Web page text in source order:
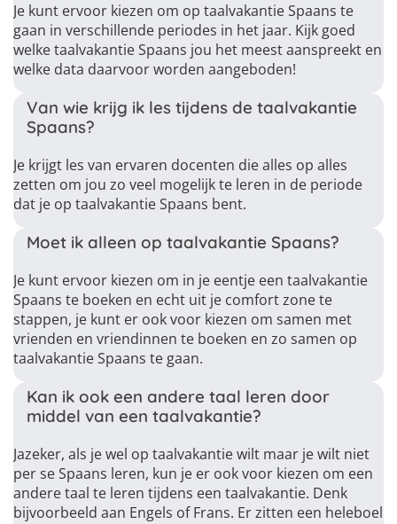
Je kunt ervoor kiezen om op taalvakantie Spaans te
gaan in verschillende periodes in het jaar. Kijk goed
welke taalvakantie Spaans jou het meest aanspreekt en
welke data daarvoor worden aangeboden!
Van wie krijg ik les tijdens de taalvakantie
Spaans?
Je krijgt les van ervaren docenten die alles op alles
zetten om jou zo veel mogelijk te leren in de periode
dat je op taalvakantie Spaans bent.
Moet ik alleen op taalvakantie Spaans?
Je kunt ervoor kiezen om in je eentje een taalvakantie
Spaans te boeken en echt uit je comfort zone te
stappen, je kunt er ook voor kiezen om samen met
vrienden en vriendinnen te boeken en zo samen op
taalvakantie Spaans te gaan.
Kan ik ook een andere taal leren door
middel van een taalvakantie?
Jazeker, als je wel op taalvakantie wilt maar je wilt niet
per se Spaans leren, kun je er ook voor kiezen om een
andere taal te leren tijdens een taalvakantie. Denk
bijvoorbeeld aan Engels of Frans. Er zitten een heleboel